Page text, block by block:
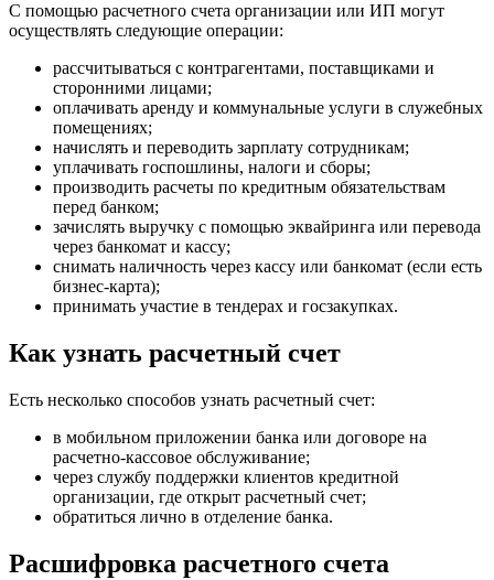
С помощью расчетного счета организации или ИП могут
осуществлять следующие операции:
рассчитываться с контрагентами, поставщиками и
сторонними лицами;
оплачивать аренду и коммунальные услуги в служебных
помещениях;
начислять и переводить зарплату сотрудникам;
уплачивать госпошлины, налоги и сборы;
производить расчеты по кредитным обязательствам
перед банком;
зачислять выручку с помощью эквайринга или перевода
через банкомат и кассу;
снимать наличность через кассу или банкомат (если есть
бизнес-карта);
принимать участие в тендерах и госзакупках.
Как узнать расчетный счет
Есть несколько способов узнать расчетный счет:
в мобильном приложении банка или договоре на
расчетно-кассовое обслуживание;
через службу поддержки клиентов кредитной
организации, где открыт расчетный счет;
обратиться лично в отделение банка.
Расшифровка расчетного счета